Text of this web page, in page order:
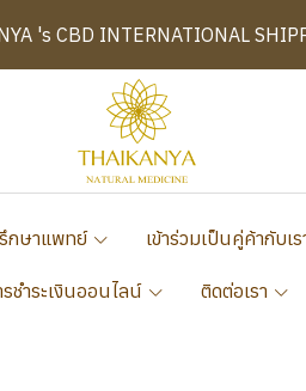
's CBD INTERNATIONAL
กษาแพทย์ เข้าร่วมเป็นคู่ค้ากับเร
รชำระเงินออนไลน์ ติดต่อเรา